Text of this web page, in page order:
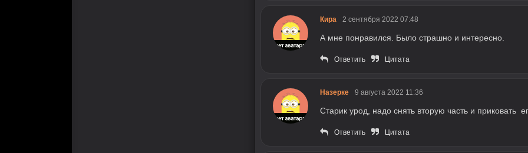
Кира 2 сентября 2022 07:48
А мне понравился. Было страшно и интересно.
Ответить Цитата
Назерке 9 августа 2022 11:36
Старик урод, надо снять вторую часть и приковать
Ответить Цитата